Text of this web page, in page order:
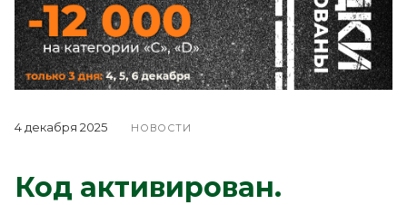
4 декабря 2025 НОВОСТИ
Код активирован.